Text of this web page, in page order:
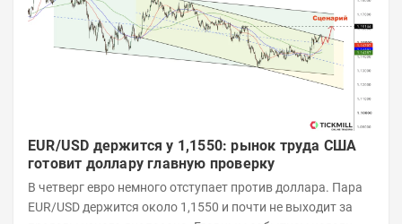
EUR/USD держится у 1,1550: рынок труда США
готовит доллару главную проверку
В четверг евро немного отступает против доллара. Пара
EUR/USD держится около 1,1550 и почти не выходит за